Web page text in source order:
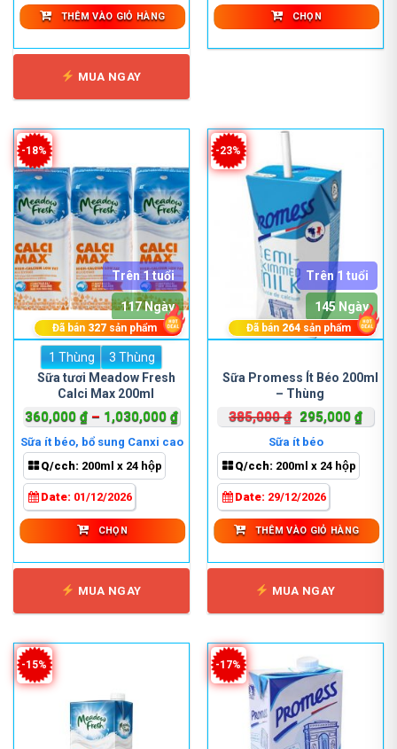
THÊM VÀO GIỎ HÀNG
MUA NGAY
CHỌN
chọn
có
thể
-18%
1 Thùng
3 Thùng
Sữa tươi Meadow Fresh
Calci Max 200ml
360,000 ₫ – 1,030,000 ₫Khoảng
360,000 ₫
1,030,000 ₫
Sữa ít béo, bổ sung Canxi cao
Q/cch: 200ml x 24 hộp
Date: 01/12/2026
Trên 1 tuổi
117 Ngày
Đã bán 327 sản phẩm
CHỌN
Sản
phẩm
này
có
nhiều
biến
thể.
Các
tùy
chọn
có
thể
chọn
trên
MUA NGAY
-23%
Sữa Promess Ít Béo 200ml
– Thùng
385,000₫ Giá
gốc
là:
385,000 ₫.
295,000 ₫Giá
Sữa ít béo
Q/cch: 200ml x 24 hộp
Date: 29/12/2026
Trên 1 tuổi
145 Ngày
Đã bán 264 sản phẩm
THÊM VÀO GIỎ HÀNG
MUA NGAY
-15% -17%